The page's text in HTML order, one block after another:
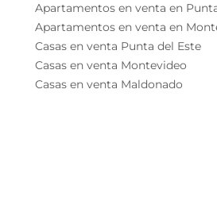
Apartamentos en venta en
Apartamentos en venta en
Casas en venta Punta del Este
Casas en venta Montevideo
Casas en venta Maldonado